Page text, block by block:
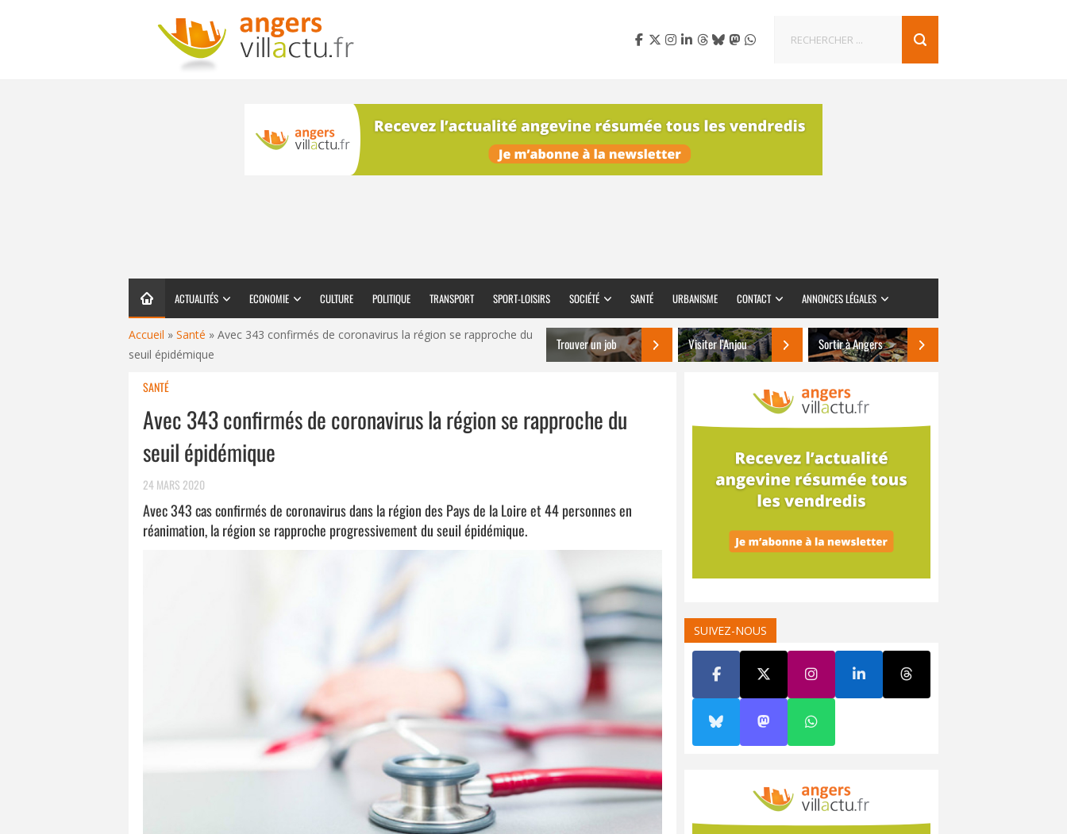
ACTUALITÉS ECONOMIE CULTURE POLITIQUE TRANSPORT SPORT-LOISIRS SOCIÉTÉ SANTÉ URBANISME CONTACT ANNONCES LÉGALES
Accueil » Santé » Avec 343 confirmés de coronavirus la région se rapproche du
seuil épidémique
Trouver un job Visiter l’Anjou Sortir à Angers
SANTÉ
Avec 343 confirmés de coronavirus la région se rapproche du
seuil épidémique
24 MARS 2020
Avec 343 cas confirmés de coronavirus dans la région des Pays de la Loire et 44 personnes en
réanimation, la région se rapproche progressivement du seuil épidémique.
SUIVEZ-NOUS